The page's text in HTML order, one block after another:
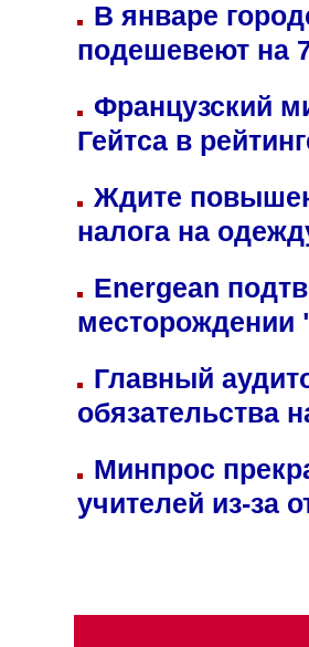
В январе
подешевеют на
Французский
Гейтса в
Ждите
налога на
Energean
Главный
обязательства
Минпрос
учителей из-за